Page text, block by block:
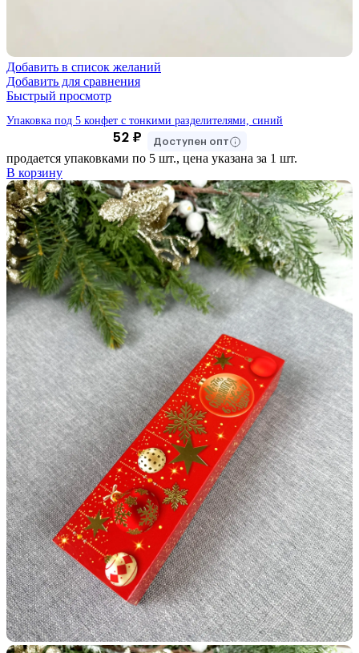
Добавить в список желаний
Добавить для сравнения
Быстрый просмотр
Упаковка под 5 конфет с тонкими разделителями, синий
52 ₽ Доступен опт
продается упаковками по 5 шт., цена указана за 1 шт.
В корзину